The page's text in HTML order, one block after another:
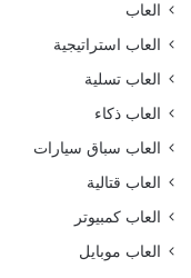
العاب
العاب استراتيجية
العاب تسلية
العاب ذكاء
العاب سباق سيارات
العاب قتالية
العاب كمبيوتر
العاب موبايل